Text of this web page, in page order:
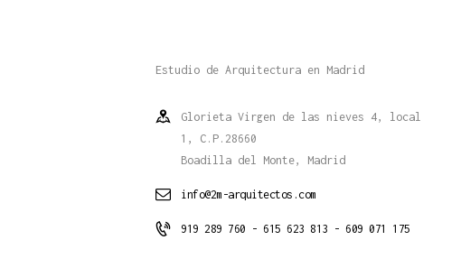
Estudio de Arquitectura en Madrid
Glorieta Virgen de las nieves 4, local
1, C.P.28660
Boadilla del Monte, Madrid
info@2m-arquitectos.com
919 289 760 - 615 623 813 - 609 071 175